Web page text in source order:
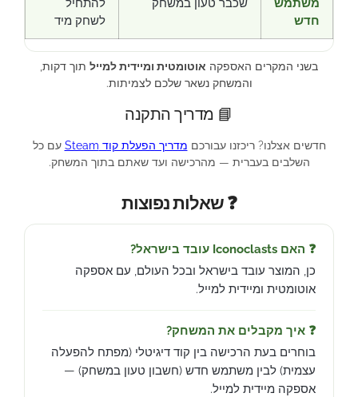
משתמש
חדש
שכבר טעון במשחק
להתחיל
לשחק מיד
בשני המקרים האספקה אוטומטית ומיידית למייל תוך דקות,
והמשחק נשאר שלכם לצמיתות.
📘 מדריך התקנה
חדשים אצלנו? ריכזנו עבורכם מדריך הפעלת קוד Steam
עם כל
השלבים בעברית — מהרכישה ועד שאתם בתוך המשחק.
❓ שאלות נפוצות
❓ האם Iconoclasts עובד בישראל?
כן, המוצר עובד בישראל ובכל העולם, עם אספקה
אוטומטית ומיידית למייל.
❓ איך מקבלים את המשחק?
בוחרים בעת הרכישה בין קוד דיגיטלי (מפתח להפעלה
עצמית) לבין משתמש חדש (חשבון טעון במשחק) —
אספקה מיידית למייל.